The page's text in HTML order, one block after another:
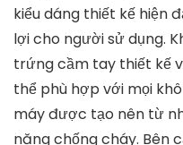
Máy đánh trứng Bosch
mediamart.vn